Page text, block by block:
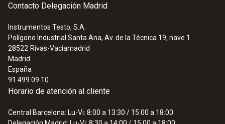
Contacto Delegación Madrid
Instrumentos Testo, S.A.
Polígono Industrial Santa Ana, Av. de la Técnica 19, nave 1
28522 Rivas-Vaciamadrid
Madrid
España
91 499 09 10
Horario de atención al cliente
Central Barcelona: Lu-Vi: 8:00 a 13:30 / 15:00 a 18:00